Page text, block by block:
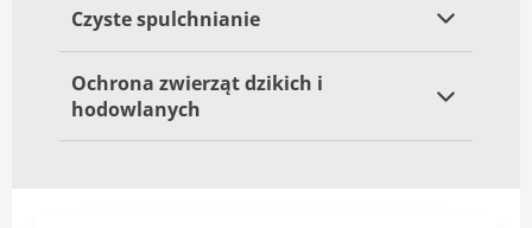
Czyste spulchnianie
Ochrona zwierząt dzikich i
hodowlanych